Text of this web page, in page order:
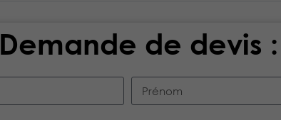
Demande de devis :